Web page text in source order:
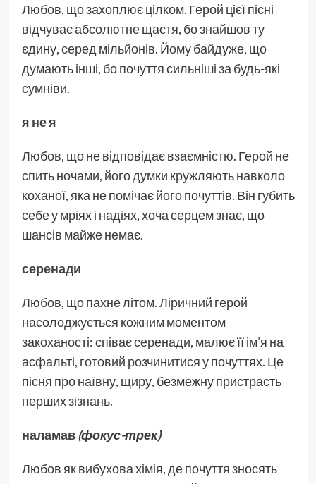
Любов, що захоплює цілком. Герой цієї пісні
відчуває абсолютне щастя, бо знайшов ту
єдину, серед мільйонів. Йому байдуже, що
думають інші, бо почуття сильніші за будь-які
сумніви.
я не я
Любов, що не відповідає взаємністю. Герой не
спить ночами, його думки кружляють навколо
коханої, яка не помічає його почуттів. Він губить
себе у мріях і надіях, хоча серцем знає, що
шансів майже немає.
серенади
Любов, що пахне літом. Ліричний герой
насолоджується кожним моментом
закоханості: співає серенади, малює її ім’я на
асфальті, готовий розчинитися у почуттях. Це
пісня про наївну, щиру, безмежну пристрасть
перших зізнань.
наламав (фокус-трек)
Любов як вибухова хімія, де почуття зносять